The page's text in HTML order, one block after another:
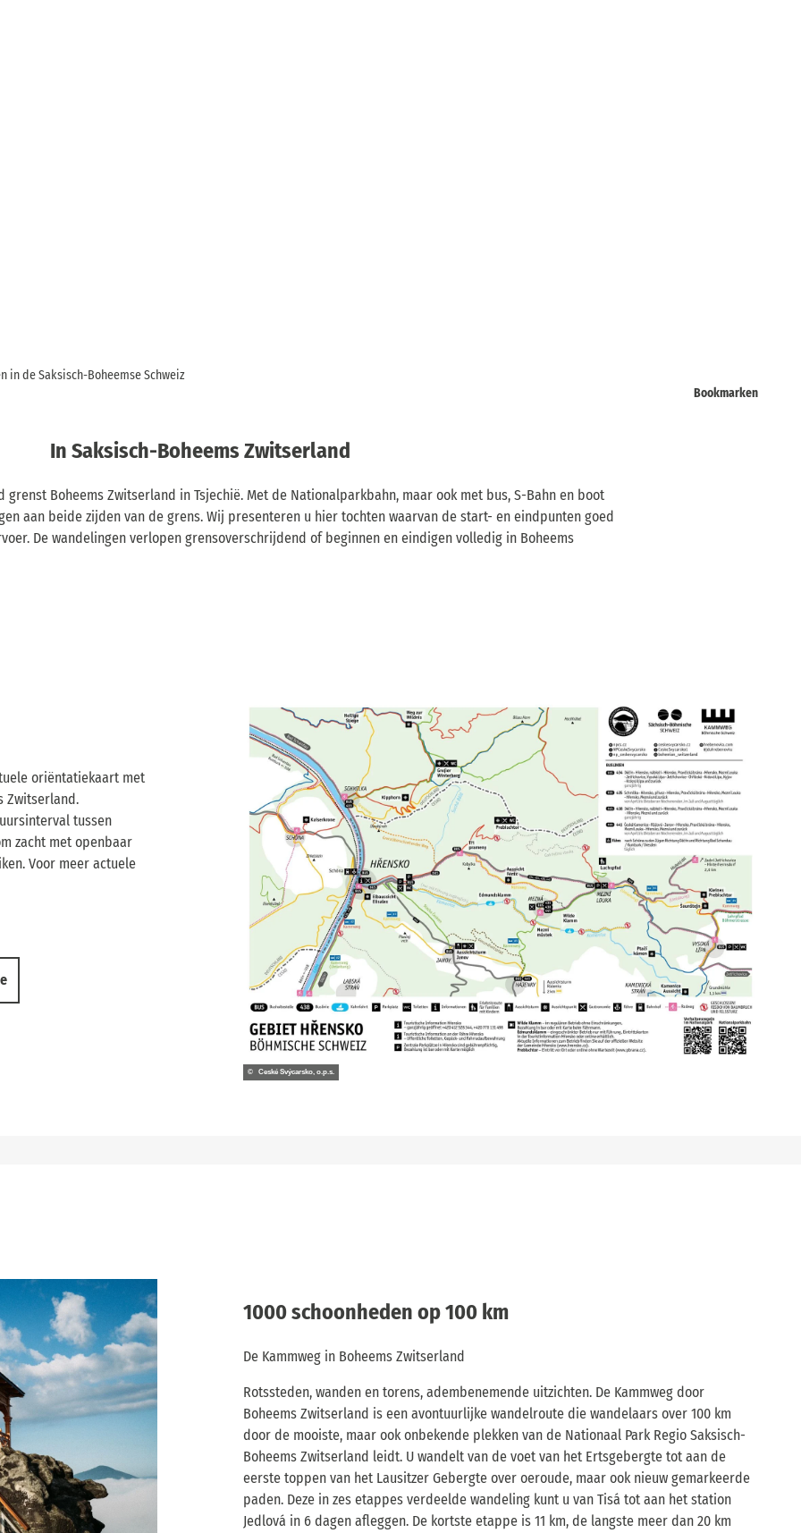
in de Saksisch-Boheemse Schweiz
Bookmarken
In Saksisch-Boheems Zwitserland
grenst Boheems Zwitserland in Tsjechië. Met de Nationalparkbahn, maar ook met bus, S-Bahn en boot
aan beide zijden van de grens. Wij presenteren u hier tochten waarvan de start- en eindpunten goed
De wandelingen verlopen grensoverschrijdend of beginnen en eindigen volledig in Boheems
oriëntatiekaart met
Zwitserland.
tussen
zacht met openbaar
Voor meer actuele
© České Švýcarsko, o.p.s.
1000 schoonheden op 100 km
De Kammweg in Boheems Zwitserland
Rotssteden, wanden en torens, adembenemende uitzichten. De Kammweg door
Boheems Zwitserland is een avontuurlijke wandelroute die wandelaars over 100 km
door de mooiste, maar ook onbekende plekken van de Nationaal Park Regio Saksisch-
Boheems Zwitserland leidt. U wandelt van de voet van het Ertsgebergte tot aan de
eerste toppen van het Lausitzer Gebergte over oeroude, maar ook nieuw gemarkeerde
paden. Deze in zes etappes verdeelde wandeling kunt u van Tisá tot aan het station
Jedlová in 6 dagen afleggen. De kortste etappe is 11 km, de langste meer dan 20 km